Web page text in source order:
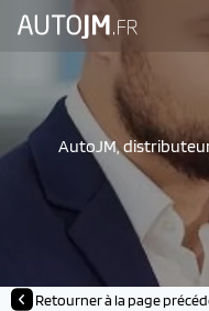
AutoJM,
Retourner à la page